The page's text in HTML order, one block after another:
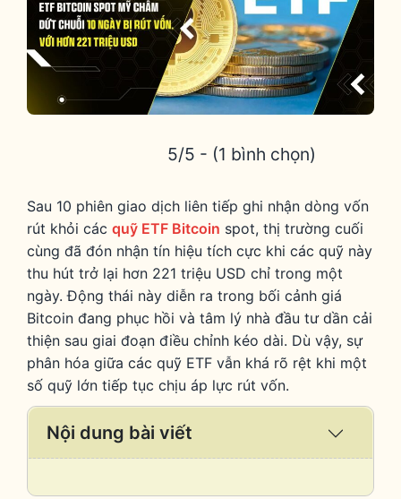
5/5 - (1 bình chọn)
Sau 10 phiên giao dịch liên tiếp ghi nhận dòng vốn
rút khỏi các quỹ ETF Bitcoin spot, thị trường cuối
cùng đã đón nhận tín hiệu tích cực khi các quỹ này
thu hút trở lại hơn 221 triệu USD chỉ trong một
ngày. Động thái này diễn ra trong bối cảnh giá
Bitcoin đang phục hồi và tâm lý nhà đầu tư dần cải
thiện sau giai đoạn điều chỉnh kéo dài. Dù vậy, sự
phân hóa giữa các quỹ ETF vẫn khá rõ rệt khi một
số quỹ lớn tiếp tục chịu áp lực rút vốn.
Nội dung bài viết